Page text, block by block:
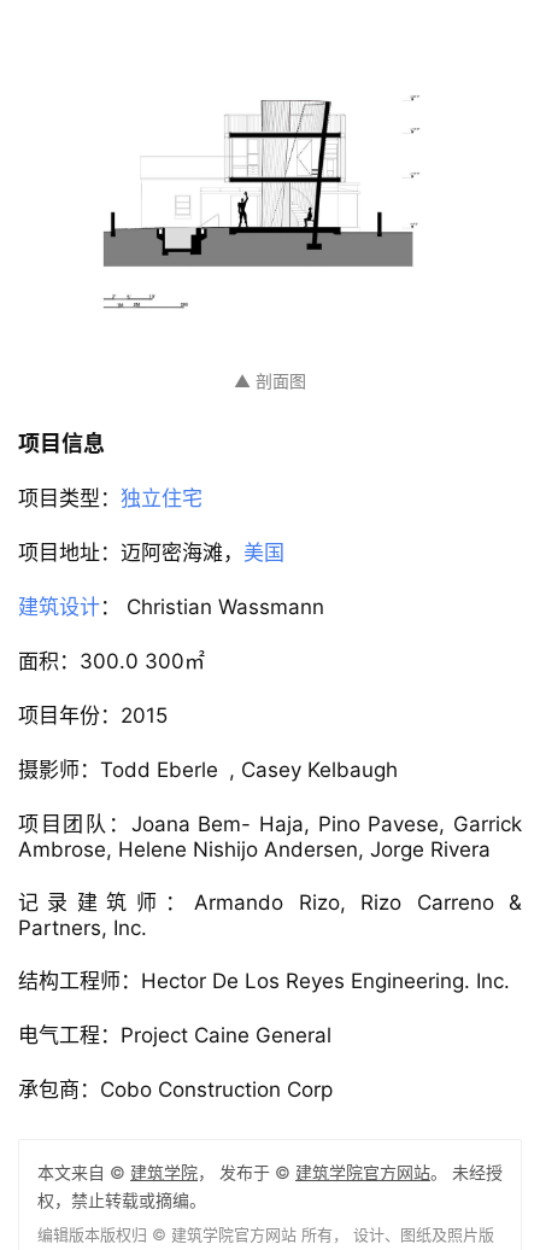
▲ 剖面图
项目信息
项目类型： 独立住宅
项目地址：迈阿密海滩， 美国
建筑设计： Christian Wassmann
面积：300.0 300㎡
项目年份：2015
摄影师：Todd Eberle , Casey Kelbaugh
项目团队：Joana Bem- Haja, Pino Pavese, Garrick
Ambrose, Helene Nishijo Andersen, Jorge Rivera
记录建筑师：Armando Rizo, Rizo Carreno &
Partners, Inc.
结构工程师：Hector De Los Reyes Engineering. Inc.
电气工程：Project Caine General
承包商：Cobo Construction Corp
本文来自 © 建筑学院， 发布于 © 建筑学院官方网站。 未经授
权，禁止转载或摘编。
编辑版本版权归 © 建筑学院官方网站 所有， 设计、图纸及照片版